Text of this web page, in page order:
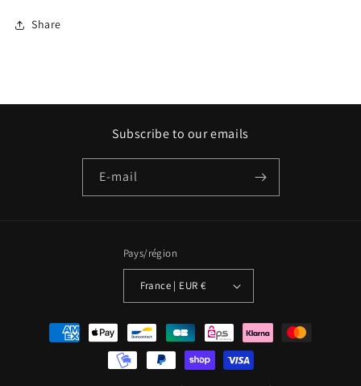
Share
Subscribe to our emails
E-mail
Pays/région
France | EUR €
Moyens